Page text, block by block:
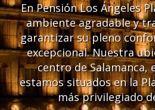
En Pensión Los Ángeles
ambiente agradable y
garantizar su pleno
excepcional. Nuestra
centro de Salamanca,
estamos situados en la
más privilegiado